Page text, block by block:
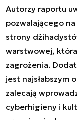
Autorzy raportu
pozwalającego
strony
warstwowej,
zagrożenia.
jest najsłabszym
zalecają
cyberhigieny i